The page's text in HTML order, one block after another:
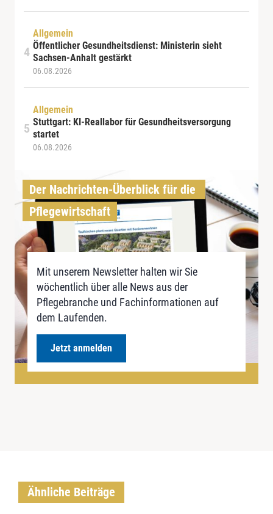
Allgemein
Öffentlicher Gesundheitsdienst: Ministerin sieht
Sachsen-Anhalt gestärkt
06.08.2026
Allgemein
Stuttgart: KI-Reallabor für Gesundheitsversorgung
startet
06.08.2026
Der Nachrichten-Überblick für die
Pflegewirtschaft
Mit unserem Newsletter halten wir Sie
wöchentlich über alle News aus der
Pflegebranche und Fachinformationen auf
dem Laufenden.
Jetzt anmelden
Ähnliche Beiträge